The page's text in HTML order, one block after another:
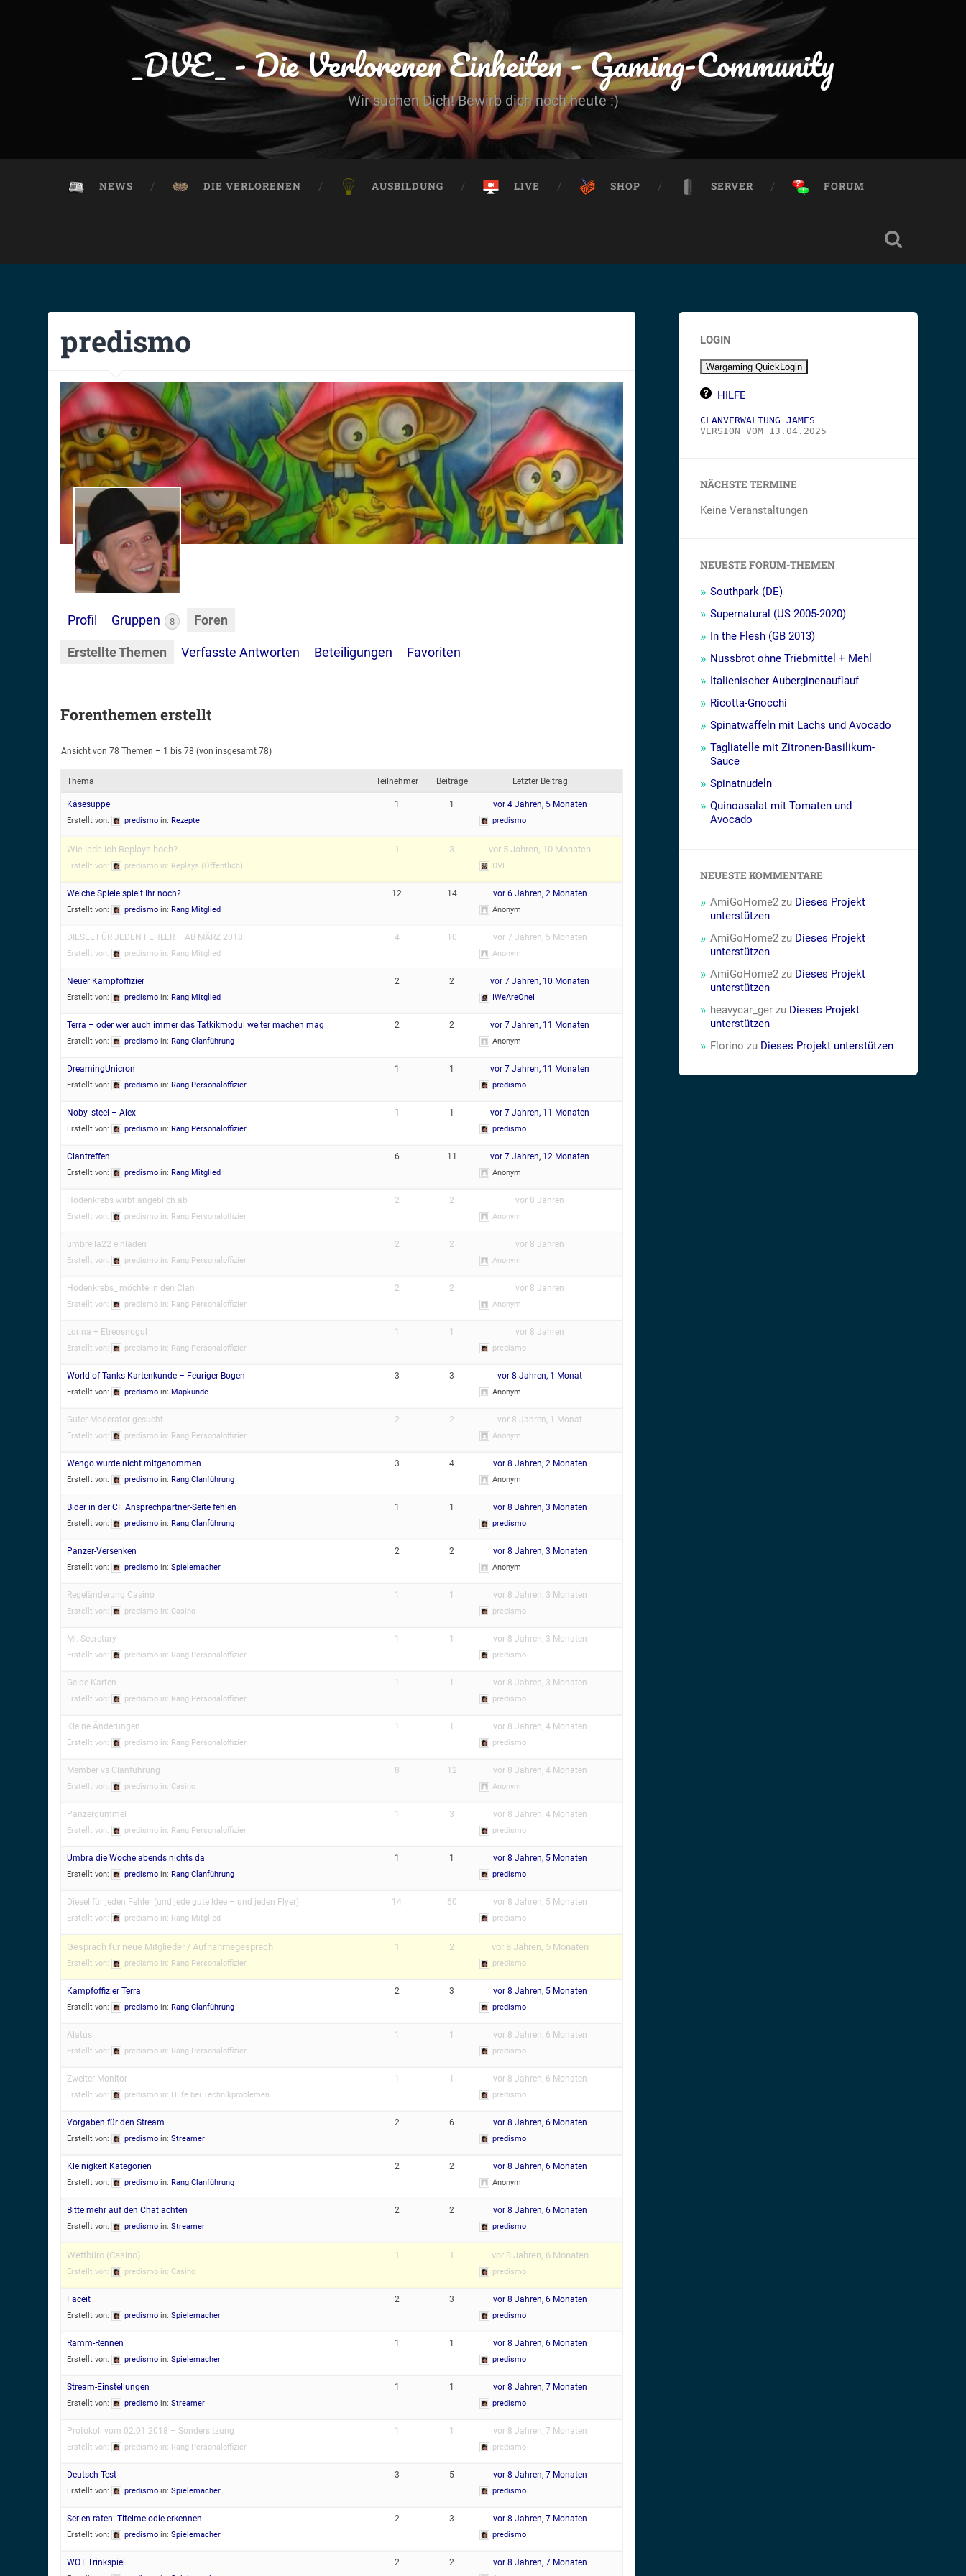
_DVE_ - Die Verlorenen Einheiten - Gaming-Community
Wir suchen Dich! Bewirb dich noch heute :)
NEWS DIE VERLORENEN AUSBILDUNG LIVE SHOP SERVER FORUM
predismo
vor 9 Monate
Profil Gruppen 8 Foren
Erstellte Themen Verfasste Antworten Beteiligungen Favoriten
Forenthemen erstellt
Ansicht von 78 Themen – 1 bis 78 (von insgesamt 78)
Thema Teilnehmer Beiträge Letzter Beitrag
Käsesuppe
Erstellt von: predismo in: Rezepte
1 1 vor 4 Jahren, 5 Monaten
predismo
Wie lade ich Replays hoch?
Erstellt von: predismo in: Replays (Öffentlich)
1 3 vor 5 Jahren, 10 Monaten
DVE
Welche Spiele spielt Ihr noch?
Erstellt von: predismo in: Rang Mitglied
12 14 vor 6 Jahren, 2 Monaten
Anonym
DIESEL FÜR JEDEN FEHLER – AB MÄRZ 2018
Erstellt von: predismo in: Rang Mitglied
4 10 vor 7 Jahren, 5 Monaten
Anonym
Neuer Kampfoffizier
Erstellt von: predismo in: Rang Mitglied
2 2 vor 7 Jahren, 10 Monaten
IWeAreOneI
Terra – oder wer auch immer das Tatkikmodul weiter machen mag
Erstellt von: predismo in: Rang Clanführung
2 2 vor 7 Jahren, 11 Monaten
Anonym
DreamingUnicron
Erstellt von: predismo in: Rang Personaloffizier
1 1 vor 7 Jahren, 11 Monaten
predismo
Noby_steel – Alex
Erstellt von: predismo in: Rang Personaloffizier
1 1 vor 7 Jahren, 11 Monaten
predismo
Clantreffen
Erstellt von: predismo in: Rang Mitglied
6 11 vor 7 Jahren, 12 Monaten
Anonym
Hodenkrebs wirbt angeblich ab
Erstellt von: predismo in: Rang Personaloffizier
2 2 vor 8 Jahren
Anonym
umbrella22 einladen
Erstellt von: predismo in: Rang Personaloffizier
2 2 vor 8 Jahren
Anonym
Hodenkrebs_ möchte in den Clan
Erstellt von: predismo in: Rang Personaloffizier
2 2 vor 8 Jahren
Anonym
Lorina + Etreosnogul
Erstellt von: predismo in: Rang Personaloffizier
1 1 vor 8 Jahren
predismo
World of Tanks Kartenkunde – Feuriger Bogen
Erstellt von: predismo in: Mapkunde
3 3 vor 8 Jahren, 1 Monat
Anonym
Guter Moderator gesucht
Erstellt von: predismo in: Rang Personaloffizier
2 2 vor 8 Jahren, 1 Monat
Anonym
Wengo wurde nicht mitgenommen
Erstellt von: predismo in: Rang Clanführung
3 4 vor 8 Jahren, 2 Monaten
Anonym
Bider in der CF Ansprechpartner-Seite fehlen
Erstellt von: predismo in: Rang Clanführung
1 1 vor 8 Jahren, 3 Monaten
predismo
Panzer-Versenken
Erstellt von: predismo in: Spielemacher
2 2 vor 8 Jahren, 3 Monaten
Anonym
Regeländerung Casino
Erstellt von: predismo in: Casino
1 1 vor 8 Jahren, 3 Monaten
predismo
Mr. Secretary
Erstellt von: predismo in: Rang Personaloffizier
1 1 vor 8 Jahren, 3 Monaten
predismo
Gelbe Karten
Erstellt von: predismo in: Rang Personaloffizier
1 1 vor 8 Jahren, 3 Monaten
predismo
Kleine Änderungen
Erstellt von: predismo in: Rang Personaloffizier
1 1 vor 8 Jahren, 4 Monaten
predismo
Member vs Clanführung
Erstellt von: predismo in: Casino
8 12 vor 8 Jahren, 4 Monaten
Anonym
Panzergummel
Erstellt von: predismo in: Rang Personaloffizier
1 3 vor 8 Jahren, 4 Monaten
predismo
Umbra die Woche abends nichts da
Erstellt von: predismo in: Rang Clanführung
1 1 vor 8 Jahren, 5 Monaten
predismo
Diesel für jeden Fehler (und jede gute Idee – und jeden Flyer)
Erstellt von: predismo in: Rang Mitglied
14 60 vor 8 Jahren, 5 Monaten
predismo
Gespräch für neue Mitglieder / Aufnahmegespräch
Erstellt von: predismo in: Rang Personaloffizier
1 2 vor 8 Jahren, 5 Monaten
predismo
Kampfoffizier Terra
Erstellt von: predismo in: Rang Clanführung
2 3 vor 8 Jahren, 5 Monaten
predismo
Alatus
Erstellt von: predismo in: Rang Personaloffizier
1 1 vor 8 Jahren, 6 Monaten
predismo
Zweiter Monitor
Erstellt von: predismo in: Hilfe bei Technikproblemen
1 1 vor 8 Jahren, 6 Monaten
predismo
Vorgaben für den Stream
Erstellt von: predismo in: Streamer
2 6 vor 8 Jahren, 6 Monaten
predismo
Kleinigkeit Kategorien
Erstellt von: predismo in: Rang Clanführung
2 2 vor 8 Jahren, 6 Monaten
Anonym
Bitte mehr auf den Chat achten
Erstellt von: predismo in: Streamer
2 2 vor 8 Jahren, 6 Monaten
predismo
Wettbüro (Casino)
Erstellt von: predismo in: Casino
1 1 vor 8 Jahren, 6 Monaten
predismo
Faceit
Erstellt von: predismo in: Spielemacher
2 3 vor 8 Jahren, 6 Monaten
predismo
Ramm-Rennen
Erstellt von: predismo in: Spielemacher
1 1 vor 8 Jahren, 6 Monaten
predismo
Stream-Einstellungen
Erstellt von: predismo in: Streamer
1 1 vor 8 Jahren, 7 Monaten
predismo
Protokoll vom 02.01.2018 – Sondersitzung
Erstellt von: predismo in: Rang Personaloffizier
1 1 vor 8 Jahren, 7 Monaten
predismo
Deutsch-Test
Erstellt von: predismo in: Spielemacher
3 5 vor 8 Jahren, 7 Monaten
predismo
Serien raten :Titelmelodie erkennen
Erstellt von: predismo in: Spielemacher
2 3 vor 8 Jahren, 7 Monaten
predismo
WOT Trinkspiel 2 2 vor 8 Jahren, 7 Monaten
LOGIN
HILFE
CLANVERWALTUNG JAMES
VERSION VOM 13.04.2025
NÄCHSTE TERMINE
Keine Veranstaltungen
NEUESTE FORUM-THEMEN
Southpark (DE)
Supernatural (US 2005-2020)
In the Flesh (GB 2013)
Nussbrot ohne Triebmittel + Mehl
Italienischer Auberginenauflauf
Ricotta-Gnocchi
Spinatwaffeln mit Lachs und Avocado
Tagliatelle mit Zitronen-Basilikum-
Sauce
Spinatnudeln
Quinoasalat mit Tomaten und
Avocado
NEUESTE KOMMENTARE
AmiGoHome2 zu Dieses Projekt
unterstützen
AmiGoHome2 zu Dieses Projekt
unterstützen
AmiGoHome2 zu Dieses Projekt
unterstützen
heavycar_ger zu Dieses Projekt
unterstützen
Florino zu Dieses Projekt unterstützen